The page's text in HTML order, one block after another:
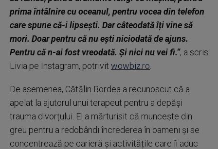
prima întâlnire cu oceanul, pentru vocea din telefon
care spune că-i lipsești. Dar câteodată îți vine să
mori. Doar pentru că nu ești niciodată de ajuns.
Pentru că n-ai fost vreodată. Și nici nu vei fi.”, a scris
Livia pe Instagram, potrivit wowbiz.ro
De asemenea, Cătălin Bordea a recunoscut că a
apelat la ajutorul unui terapeut pentru a depăși
trauma divorțului. El a mărturisit că muncește din
greu pentru a redobândi încrederea în oameni și se
concentrează pe carieră și activitățile care îi aduc